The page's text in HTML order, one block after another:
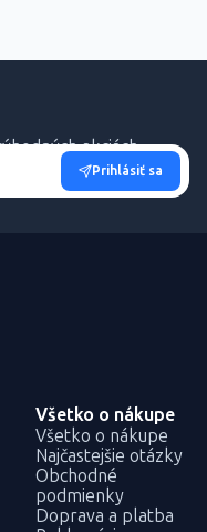
akciách.
Prihlásiť sa
Všetko o nákupe
Všetko o nákupe
Najčastejšie otázky
Obchodné
podmienky
Doprava a platba